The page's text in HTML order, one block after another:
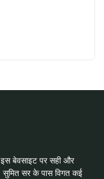
बेवसाइट पर सही और
सुमित सर के पास विगत कई